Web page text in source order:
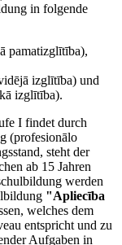
in folgende
pamatizglītība),
izglītība) und
izglītība).
I findet durch
(profesionālo
steht der
ab 15 Jahren
werden
"Apliecība
welches dem
entspricht und zu
Aufgaben in